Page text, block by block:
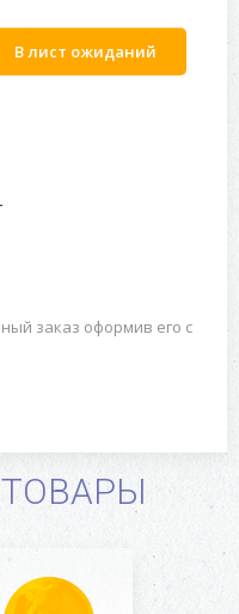
В лист ожиданий
заказ оформив его с